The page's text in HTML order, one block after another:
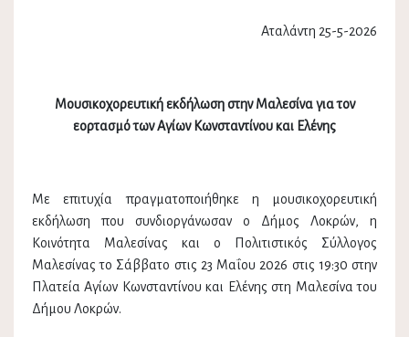
Αταλάντη 25-5-2026
Μουσικοχορευτική εκδήλωση στην Μαλεσίναγια τον
εορτασμό των Αγίων Κωνσταντίνου και Ελένης
Με επιτυχία πραγματοποιήθηκε η μουσικοχορευτική
εκδήλωση που συνδιοργάνωσαν ο Δήμος Λοκρών, η
Κοινότητα Μαλεσίνας και o Πολιτιστικός Σύλλογος
Μαλεσίνας το Σάββατο στις 23 Μαΐου 2026 στις 19:30 στην
Πλατεία Αγίων Κωνσταντίνου και Ελένης στη Μαλεσίνα του
Δήμου Λοκρών.